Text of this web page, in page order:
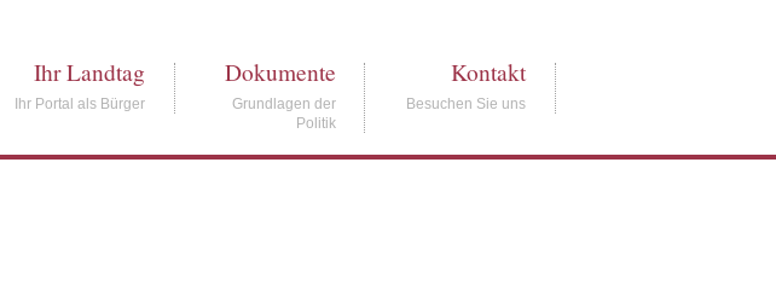
Ihr Landtag
Ihr Portal als Bürger
Dokumente
Grundlagen der
Politik
Kontakt
Besuchen Sie uns